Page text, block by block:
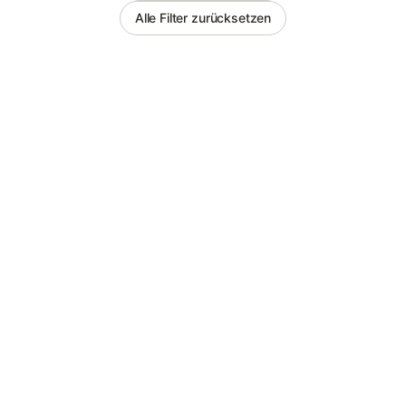
Alle Filter zurücksetzen